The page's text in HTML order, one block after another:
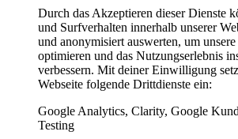
Durch das Akzeptieren dieser Dienste
und Surfverhalten innerhalb unserer
und anonymisiert auswerten, um unsere
optimieren und das Nutzungserlebnis
verbessern. Mit deiner Einwilligung
Webseite folgende Drittdienste ein:
Google Analytics, Clarity, Google
Testing